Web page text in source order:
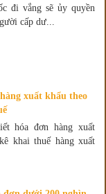
đi vắng sẽ ủy quyền
cấp dư...
xuất khẩu theo
hóa đơn hàng xuất
khai thuế hàng xuất